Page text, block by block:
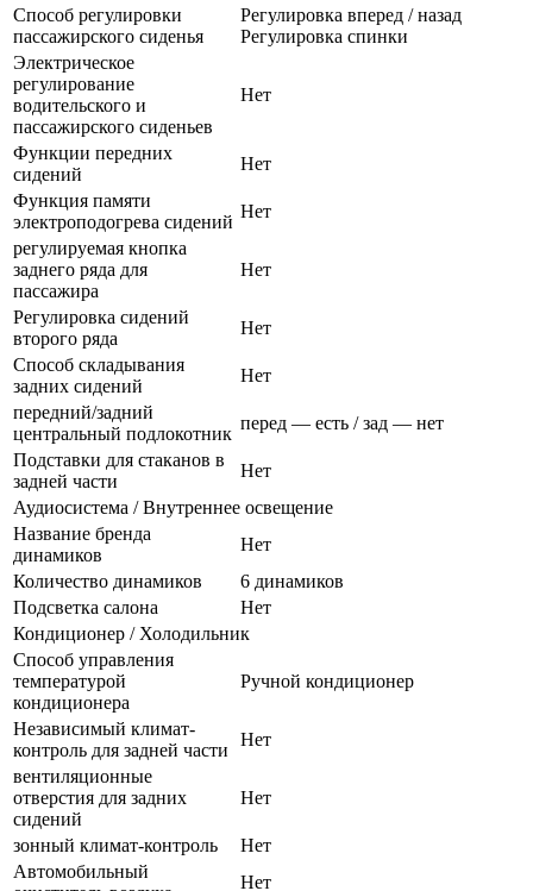
Способ регулировки
пассажирского сиденья
Регулировка вперед / назад
Регулировка спинки
Электрическое
регулирование
водительского и
пассажирского сиденьев
Нет
Функции передних
сидений
Нет
Функция памяти
электроподогрева сидений
Нет
регулируемая кнопка
заднего ряда для
пассажира
Нет
Регулировка сидений
второго ряда
Нет
Способ складывания
задних сидений
Нет
передний/задний
центральный подлокотник
перед — есть / зад — нет
Подставки для стаканов в
задней части
Нет
Аудиосистема / Внутреннее освещение
Название бренда
динамиков
Нет
Количество динамиков
6 динамиков
Подсветка салона
Нет
Кондиционер / Холодильник
Способ управления
температурой
кондиционера
Ручной кондиционер
Независимый климат-
контроль для задней части
Нет
вентиляционные
отверстия для задних
сидений
Нет
зонный климат-контроль
Нет
Автомобильный
Нет